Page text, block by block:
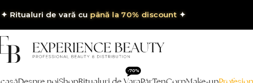
✦ Ritualuri de vară cupână la 70% discount ✦
-70%